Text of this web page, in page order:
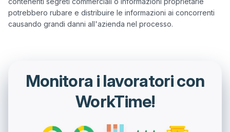
potrebbero rubare e distribuire le informazioni ai concorrenti
Monitora i lavoratori con
WorkTime!